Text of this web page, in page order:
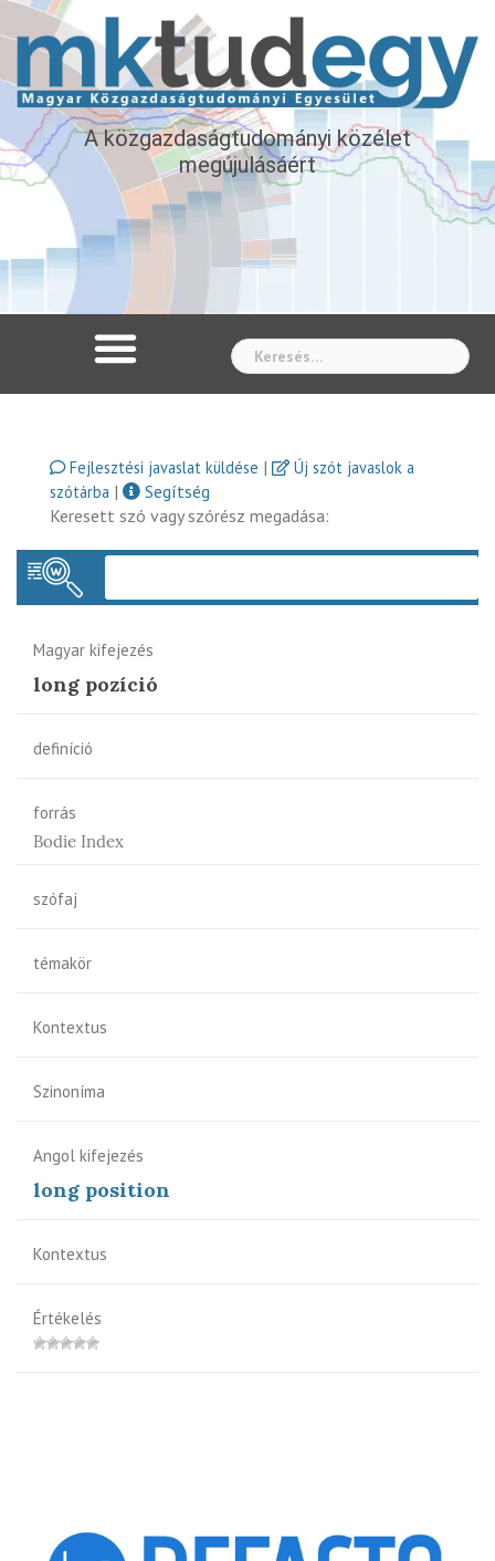
A közgazdaságtudományi közélet
megújulásáért
Fejlesztési javaslat küldése |
Új szót javaslok a
szótárba |
Segítség
Keresett szó vagy szórész megadása:
Magyar kifejezés
long pozíció
definíció
forrás
Bodie Index
szófaj
témakör
Kontextus
Szinoníma
Angol kifejezés
long position
Kontextus
Értékelés